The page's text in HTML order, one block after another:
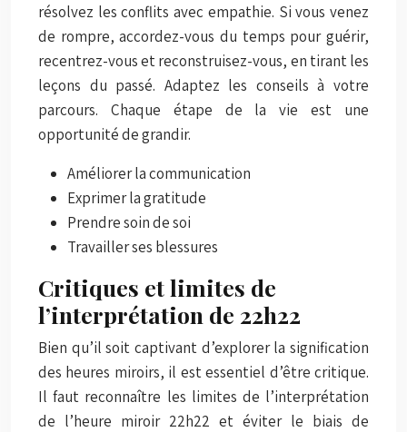
résolvez les conflits avec empathie. Si vous venez
de rompre, accordez-vous du temps pour guérir,
recentrez-vous et reconstruisez-vous, en tirant les
leçons du passé. Adaptez les conseils à votre
parcours. Chaque étape de la vie est une
opportunité de grandir.
Améliorer la communication
Exprimer la gratitude
Prendre soin de soi
Travailler ses blessures
Critiques et limites de
l’interprétation de 22h22
Bien qu’il soit captivant d’explorer la signification
des heures miroirs, il est essentiel d’être critique.
Il faut reconnaître les limites de l’interprétation
de l’heure miroir 22h22 et éviter le biais de